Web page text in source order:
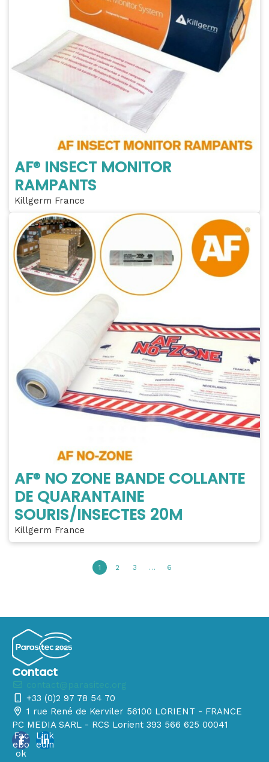
AF® INSECT MONITOR
RAMPANTS
Killgerm France
AF® NO ZONE BANDE COLLANTE
DE QUARANTAINE
SOURIS/INSECTES 20M
Killgerm France
1 2 3 … 6
Contact
+33 (0)2 97 78 54 70
1 rue René de Kerviler 56100 LORIENT - FRANCE
PC MEDIA SARL - RCS Lorient 393 566 625 00041
Fac
ebo
ok
Link
edin